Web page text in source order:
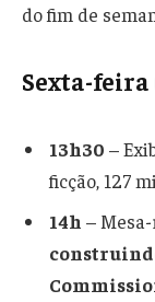
do fim de
Sexta-feira
13h30 –
ficção, 127
14h –